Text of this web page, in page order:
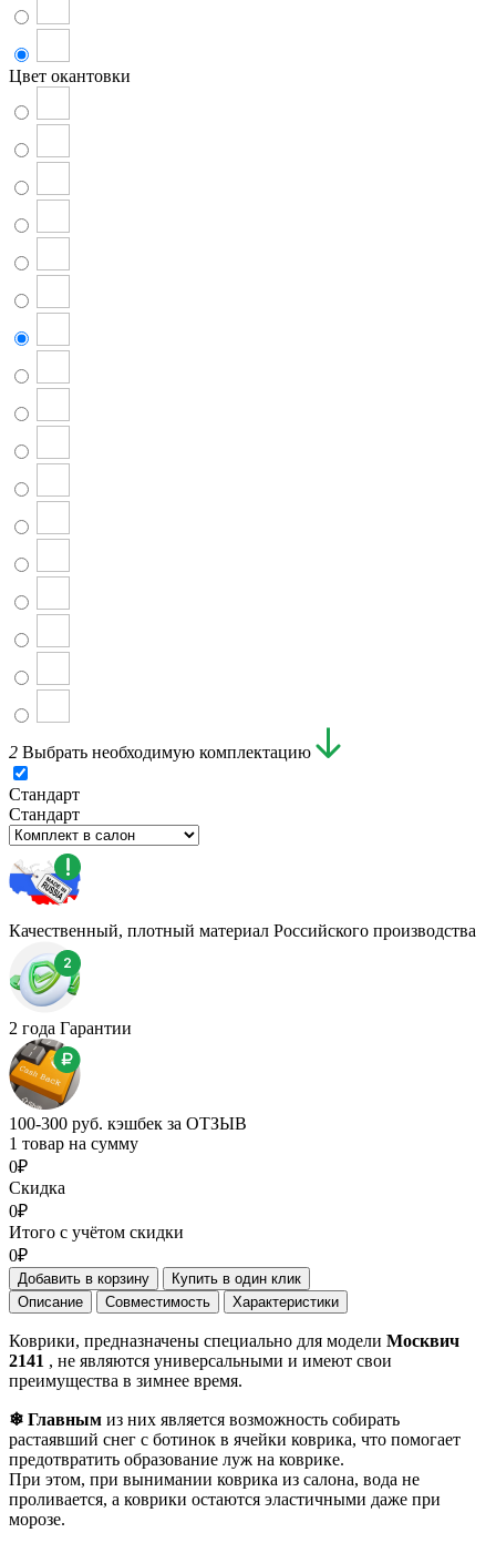
Цвет окантовки
2 Выбрать необходимую комплектацию
Стандарт
Стандарт
Качественный, плотный материал Российского производства
2 года Гарантии
100-300 руб. кэшбек за ОТЗЫВ
1 товар на сумму
0₽
Скидка
0₽
Итого с учётом скидки
0₽
Добавить в корзину
Купить в один клик
Описание
Совместимость Характеристики
Коврики, предназначены специально для модели Москвич
2141 , не являются универсальными и имеют свои
преимущества в зимнее время.
❄ Главным из них является возможность собирать
растаявший снег с ботинок в ячейки коврика, что помогает
предотвратить образование луж на коврике.
При этом, при вынимании коврика из салона, вода не
проливается, а коврики остаются эластичными даже при
морозе.